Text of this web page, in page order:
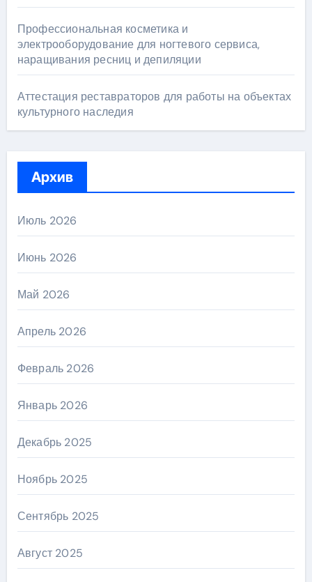
Профессиональная косметика и
электрооборудование для ногтевого сервиса,
наращивания ресниц и депиляции
Аттестация реставраторов для работы на объектах
культурного наследия
Архив
Июль 2026
Июнь 2026
Май 2026
Апрель 2026
Февраль 2026
Январь 2026
Декабрь 2025
Ноябрь 2025
Сентябрь 2025
Август 2025